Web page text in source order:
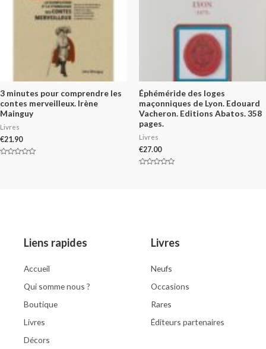
3 minutes pour comprendre les
contes merveilleux. Irène
Mainguy
Livres
€21.90
Éphéméride des loges
maçonniques de Lyon. Edouard
Vacheron. Editions Abatos. 358
pages.
Livres
€27.00
Liens rapides
Accueil
Qui somme nous ?
Boutique
Livres
Décors
Livres
Neufs
Occasions
Rares
Éditeurs partenaires